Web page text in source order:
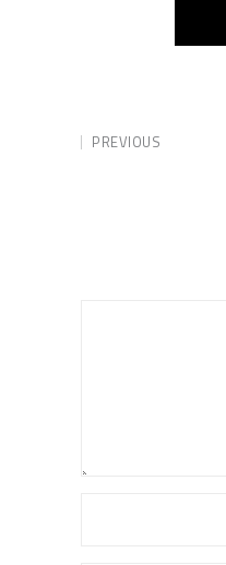
PREVIOUS